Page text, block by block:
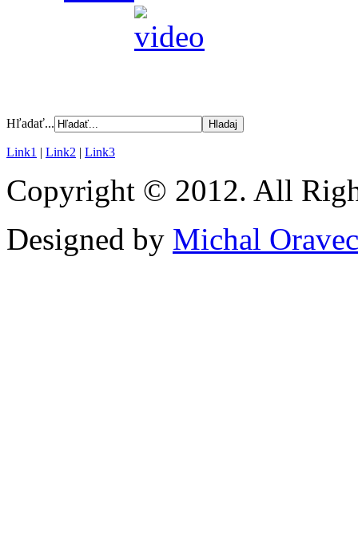
Hľadať...
Link1 | Link2 | Link3
Copyright © 2012. All
Designed by Michal Oravec